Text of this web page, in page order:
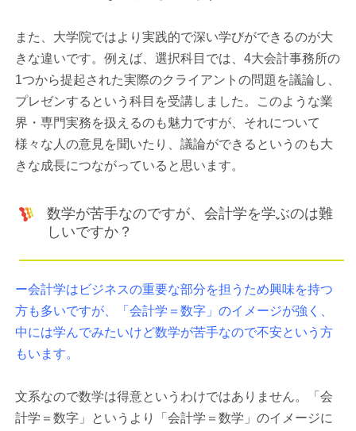
また、大学院ではより実践的で深い学びができるのが大
きな違いです。例えば、選択科目では、4大会計事務所の
1つから提起された実際のクライアントの問題を議論し、
プレゼンするという科目を受講しました。このような業
界・専門実務を扱えるのも魅力ですが、それについて
様々な人の意見を聞いたり、議論ができるというのも大
きな成長につながっていると思います。
数学が苦手なのですが、会計学を学ぶのは難
しいですか？
ー会計学はビジネスの重要な部分を担うため興味を持つ
方も多いですが、「会計学＝数字」のイメージが強く、
中には学んでみたいけど数学が苦手なので不安という方
もいます。
文系なので数学は得意というわけではありません。「会
計学＝数字」というより「会計学＝数学」のイメージに